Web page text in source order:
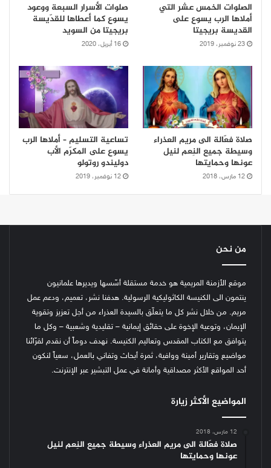
الصلوات الخمس عشر التي
أملاها الرب يسوع على
القديسة بريجيتا
23 نوفمبر، 2019
صلوات الأسرار السبعة ووعود
يسوع كما أعطاها للقدّيسة
بريجيتا من السويد
16 أبريل، 2020
صلاة فعّالة الى مريم العذراء
وسيطة جميع النِعم لنيل
عونها وحمايتها
12 مارس، 2018
تساعية التسليم – أملاها الرب
يسوع على المكرّم الأب
دوليندو روتولو
12 نوفمبر، 2019
من نحن
موقع الأزمنة المريمية هو خدمة مستقلة أسّسها ويديرها علمانيون
ينتمون الى الكنيسة الكاثوليكية الرسولية. هدفنا نشر، تعميم، ودعم عمل
مريم. من خلال نشر كل ما يتعلّق بالسيدة العذراء من أجل تعزيز وتقوية
الإيمان، وتوعية الإخوة على حقائق إيمانية – تقليدية وشعبية – وكل ما
يتوافق مع الكتاب المقدس وتعاليم الكنيسة. نهدف دوماً أن نقدم لقرّائنا
مواضيع وتقارير أمينة ووافية، ثمرة أبحاث وتفاني بالعمل، سعياً لنكون
أحد المواقع الأكثر مصداقية وأمانة في عمل التبشير عبر الإنترنت.
المواضيع الأكثر زيارة
12 مارس، 2018
صلاة فعّالة الى مريم العذراء وسيطة جميع النِعم لنيل
عونها وحمايتها